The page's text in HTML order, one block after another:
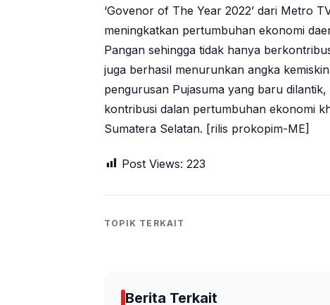
‘Govenor of The Year 2022’ dari Metro
meningkatkan pertumbuhan ekonomi
Pangan sehingga tidak hanya
juga berhasil menurunkan angka
pengurusan Pujasuma yang baru
kontribusi dalan pertumbuhan ekonomi
Sumatera Selatan. [rilis prokopim-ME]
Post Views: 223
TOPIK TERKAIT
Berita Terkait